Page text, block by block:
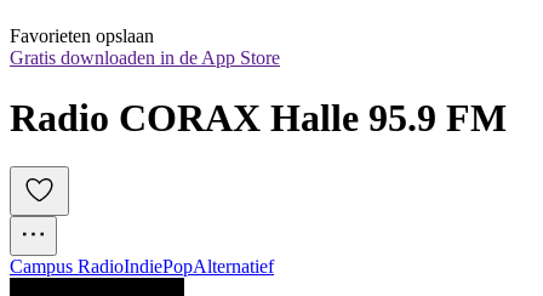
Favorieten opslaan
Gratis downloaden in de App Store
Radio CORAX Halle 95.9 FM
Campus RadioIndiePopAlternatief